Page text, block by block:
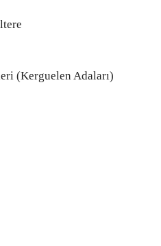
(Kerguelen Adaları)